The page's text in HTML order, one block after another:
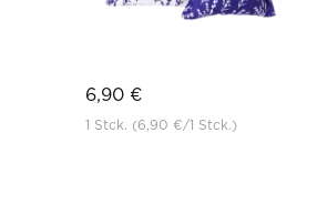
6,90 €
1 Stck. (6,90 €/1 Stck.)